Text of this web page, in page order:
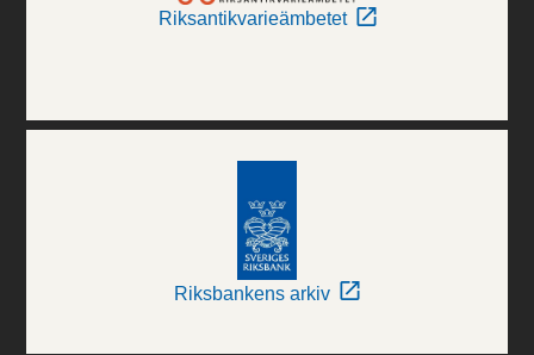
Riksantikvarieämbetet
Riksbankens arkiv